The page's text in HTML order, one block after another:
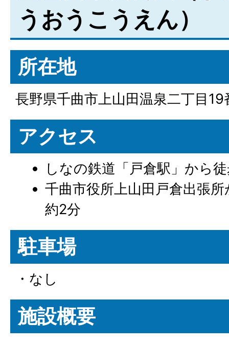
うおうこうえん）
所在地
長野県千曲市上山田温泉二丁目19
アクセス
しなの鉄道「戸倉駅」から
千曲市役所上山田戸倉出張
約2分
駐車場
・なし
施設概要